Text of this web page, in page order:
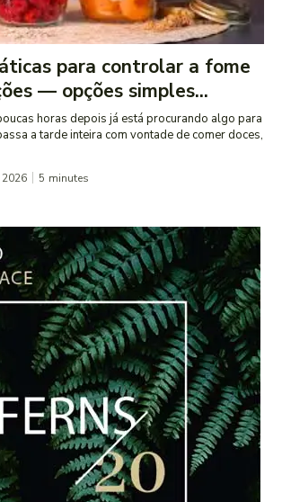
para controlar a fome
— opções simples...
horas depois já está procurando algo para
a tarde inteira com vontade de comer doces,
2026 5 minutes